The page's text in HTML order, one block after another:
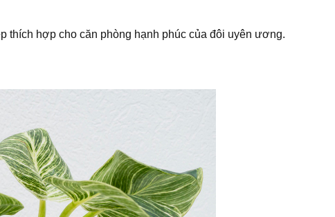
thích hợp cho căn phòng hạnh phúc của đôi uyên ương.